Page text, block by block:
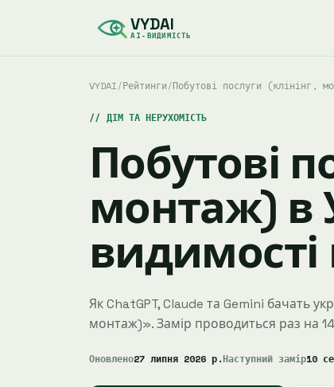
VYDAI
AI-ВИДИМІСТЬ
VYDAI/Рейтинги/Побутові послуги (клінінг,
ДІМ ТА НЕРУХОМІСТЬ
Побутові
монтаж) в
видимості
Як ChatGPT, Claude та Gemini бачать
монтаж)». Замір проводиться раз на 14
Оновлено27 липня 2026 р.Наступний замір10